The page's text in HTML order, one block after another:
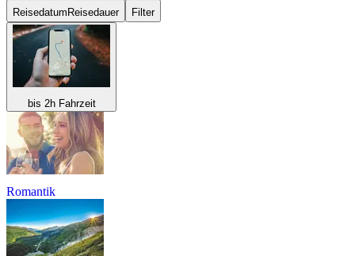
Reisedatum Reisedauer Filter
bis 2h Fahrzeit
Romantik